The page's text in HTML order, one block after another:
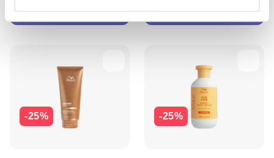
-25% -25%